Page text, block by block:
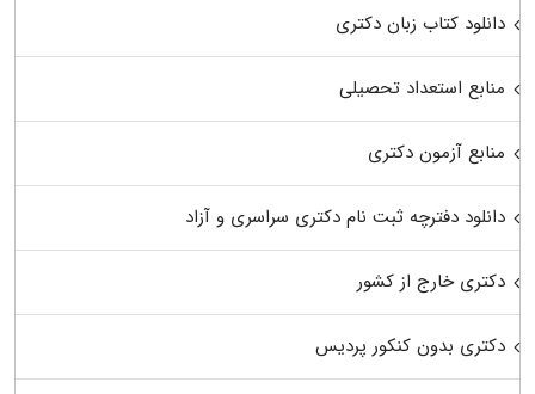
دانلود کتاب زبان دکتری
منابع استعداد تحصیلی
منابع آزمون دکتری
دانلود دفترچه ثبت نام دکتری سراسری و آزاد
دکتری خارج از کشور
دکتری بدون کنکور پردیس